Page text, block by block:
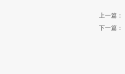
上一篇：
下一篇：